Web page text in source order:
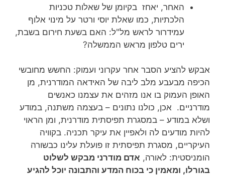
האחר, יאחז בקיומן של שאלות טכניות
הלכתיות, כמו שאלת יוסי ורטר על מינוי אלוף
עמידרור לראש מל"ל: האם בשעת חירום בשבת,
ירים טלפון מראש הממשלה?
אבקש להציע הסבר אחר עקרוני ועמוק: החשש מחובשי
הכיפה מבעבע מלב ליבה של האידאה המודרנית, מן
האופן העמוק בו אנו מזהים את עצמנו כאנשים
מודרניים. אכן, כולנו נתונים – בעצמה משתנה, במודע
ושלא במודע – במסגרת תפיסתית מודרנית, ומן הראוי
להיות מודעים לה ולאפיין את עיקר תכניה. בקוויה
העיקריים, מסגרת תפיסתית זו פועלת עלינו כבשורה
הומניסטית: לאורה, אדם מודרני מבקש לשלוט
בגורלו, ומאמין כי בכוח המדע והתבונה יוכל להגיע